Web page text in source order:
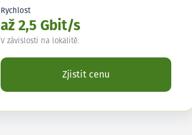
Rychlost
až 2,5 Gbit/s
V závislosti na lokalitě.
Zjistit cenu